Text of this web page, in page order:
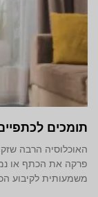
תומכים
האוכלוסיה הרבה
פרקה את הכתף או
משמעותית לקיבוע